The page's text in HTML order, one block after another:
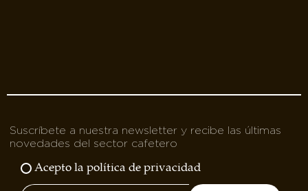
Suscríbete a nuestra newsletter y recibe las últimas
novedades del sector cafetero
Acepto la política de privacidad